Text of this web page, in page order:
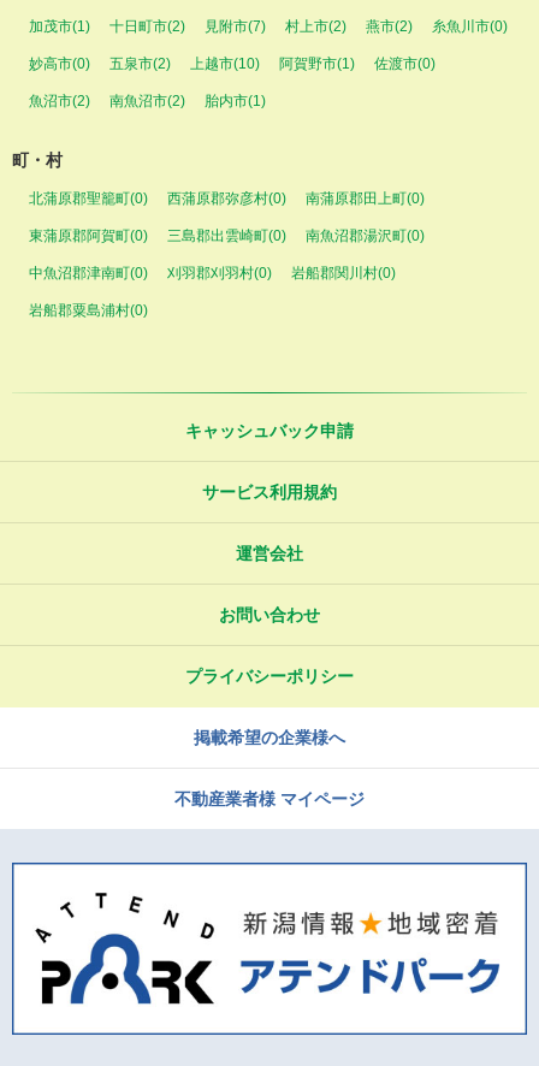
加茂市(1) 十日町市(2) 見附市(7) 村上市(2) 燕市(2) 糸魚川市(0)
妙高市(0) 五泉市(2) 上越市(10) 阿賀野市(1) 佐渡市(0)
魚沼市(2) 南魚沼市(2) 胎内市(1)
町・村
北蒲原郡聖籠町(0) 西蒲原郡弥彦村(0) 南蒲原郡田上町(0)
東蒲原郡阿賀町(0) 三島郡出雲崎町(0) 南魚沼郡湯沢町(0)
中魚沼郡津南町(0) 刈羽郡刈羽村(0) 岩船郡関川村(0)
岩船郡粟島浦村(0)
キャッシュバック申請
サービス利用規約
運営会社
お問い合わせ
プライバシーポリシー
掲載希望の企業様へ
不動産業者様 マイページ